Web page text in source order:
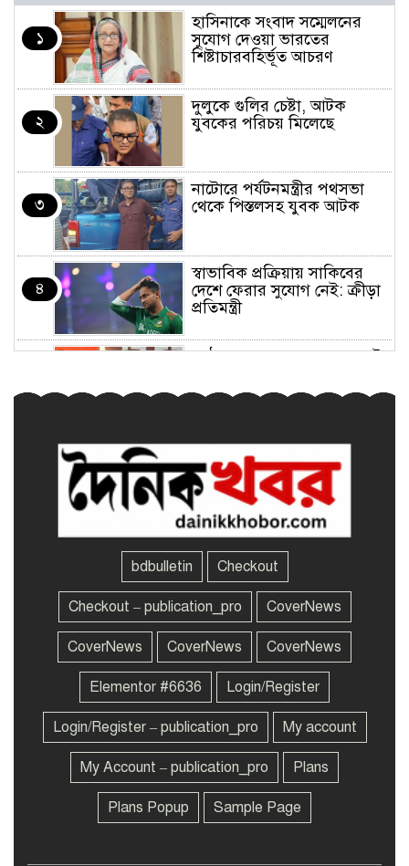
১
হাসিনাকে সংবাদ সম্মেলনের
সুযোগ দেওয়া ভারতের
শিষ্টাচারবহির্ভূত আচরণ
২
দুলুকে গুলির চেষ্টা, আটক
যুবকের পরিচয় মিলেছে
৩
নাটোরে পর্যটনমন্ত্রীর পথসভা
থেকে পিস্তলসহ যুবক আটক
৪
স্বাভাবিক প্রক্রিয়ায় সাকিবের
দেশে ফেরার সুযোগ নেই: ক্রীড়া
প্রতিমন্ত্রী
কাঠামোগত সংস্কার না হলে এই
ইসলাম
শেখ হাসিনার বক্তব্যে সমর্থন নেই
ভারতের: জয়সওয়াল
শেখ হাসিনাকে ‘ক্যাপ্টেন’
সম্বোধন করলেন সাকিব, দেশে
ফিরে লড়তে চান মামলা
হাসিনার বক্তব্যকে আমরা সমর্থন
করি না : ভারত
হাসিনার বিএনপি
সরকারবিরোধী বক্তব্যে ভারতের
কোনো সমর্থন নেই: রণধীর
জয়সওয়াল
নিরাপত্তা পেলে আনন্দের সঙ্গেই
দেশে ফিরব: রয়টার্সকে সাকিব
bdbulletin Checkout
Checkout – publication_pro CoverNews
CoverNews CoverNews CoverNews
Elementor #6636 Login/Register
Login/Register – publication_pro My account
My Account – publication_pro Plans
Plans Popup Sample Page